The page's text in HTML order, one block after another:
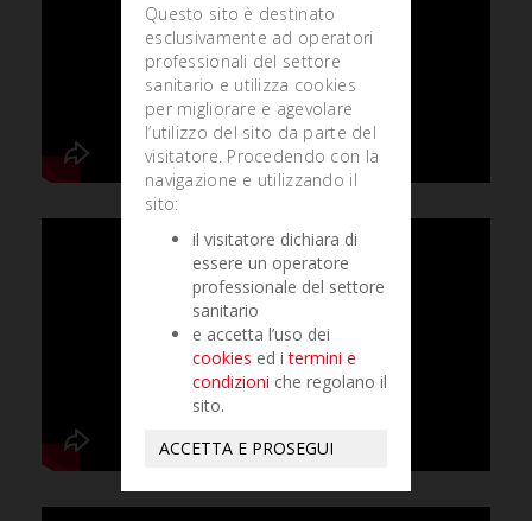
Questo sito è destinato
esclusivamente ad operatori
professionali del settore
sanitario e utilizza cookies
per migliorare e agevolare
l’utilizzo del sito da parte del
visitatore. Procedendo con la
navigazione e utilizzando il
sito:
il visitatore dichiara di
essere un operatore
professionale del settore
sanitario
e accetta l’uso dei
cookies ed itermini e
condizioni che regolano il
sito.
ACCETTA E PROSEGUI